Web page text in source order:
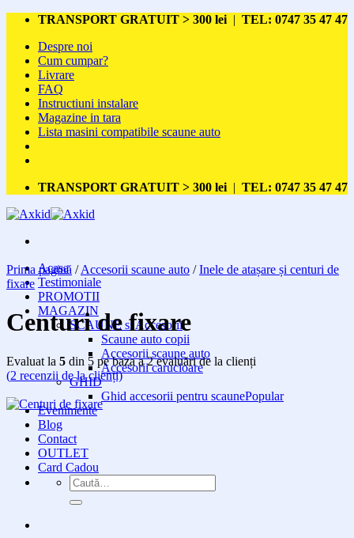
Skip
content
TRANSPORT GRATUIT > 300 lei | TEL: 0747 35 47 47
Despre noi
Cum cumpar?
Livrare
FAQ
Instructiuni instalare
Magazine in tara
Lista masini compatibile scaune auto
TRANSPORT GRATUIT > 300 lei | TEL: 0747 35 47 47
Acasa
Testimoniale
PROMOTII
MAGAZIN
SCAUNE si Accesorii
Scaune auto copii
Accesorii scaune auto
Accesorii carucioare
GHID
Ghid accesorii pentru scaune
Evenimente
Blog
Contact
OUTLET
Card Cadou
Caută
după:
Prima pagină / Accesorii scaune auto / Inele de atașare și centuri de
fixare
Centuri de fixare
Evaluat la 5 din 5 pe baza a2evaluări de la clienți
(2 recenzii de la clienți)